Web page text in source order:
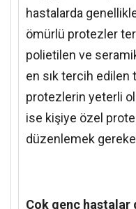
hastalarda
ömürlü protezler
polietilen ve
en sık tercih
protezlerin yeterli
ise kişiye özel
düzenlemek
Çok genç